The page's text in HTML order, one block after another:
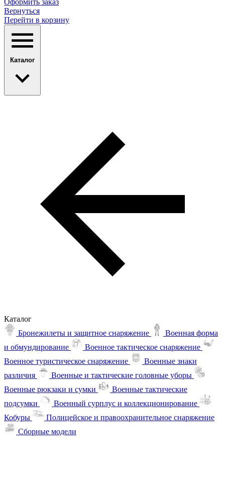
Оформить заказ
Вернуться
Перейти в корзину
Каталог
Каталог
Бронежилеты и защитное снаряжение
Военная форма
и обмундирование
Военное тактическое снаряжение
Военное туристическое снаряжение
Военные знаки
различия
Военные и тактические головные уборы
Военные рюкзаки и сумки
Военные тактические
подсумки
Военный сурплус и коллекционирование
Кобуры
Полицейское и правоохранительное снаряжение
Сборные модели